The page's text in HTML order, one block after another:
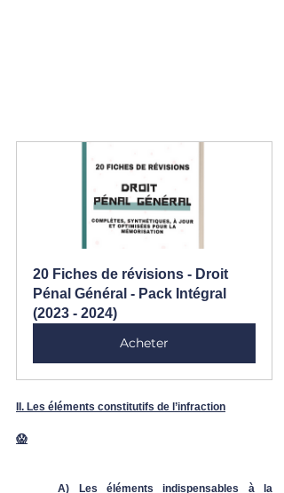
20 Fiches de révisions - Droit
Pénal Général - Pack Intégral
(2023 - 2024)
Acheter
II. Les éléments constitutifs de l’infraction
😱
A) Les éléments indispensables à la